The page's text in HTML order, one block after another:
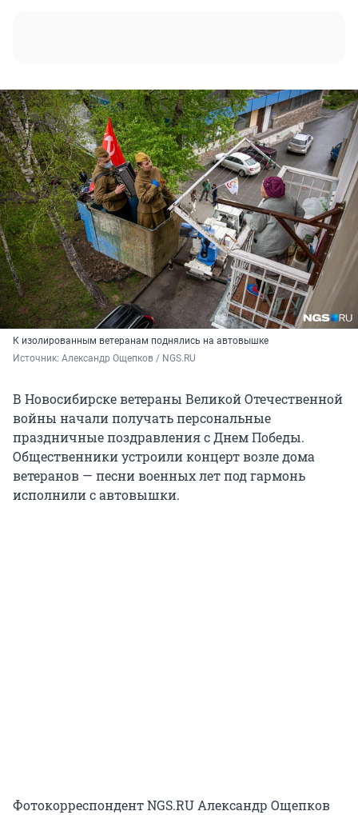
К изолированным ветеранам поднялись на автовышке
Источник: Александр Ощепков / NGS.RU
В Новосибирске ветераны Великой Отечественной
войны начали получать персональные
праздничные поздравления с Днем Победы.
Общественники устроили концерт возле дома
ветеранов — песни военных лет под гармонь
исполнили с автовышки.
Фотокорреспондент NGS.RU Александр Ощепков